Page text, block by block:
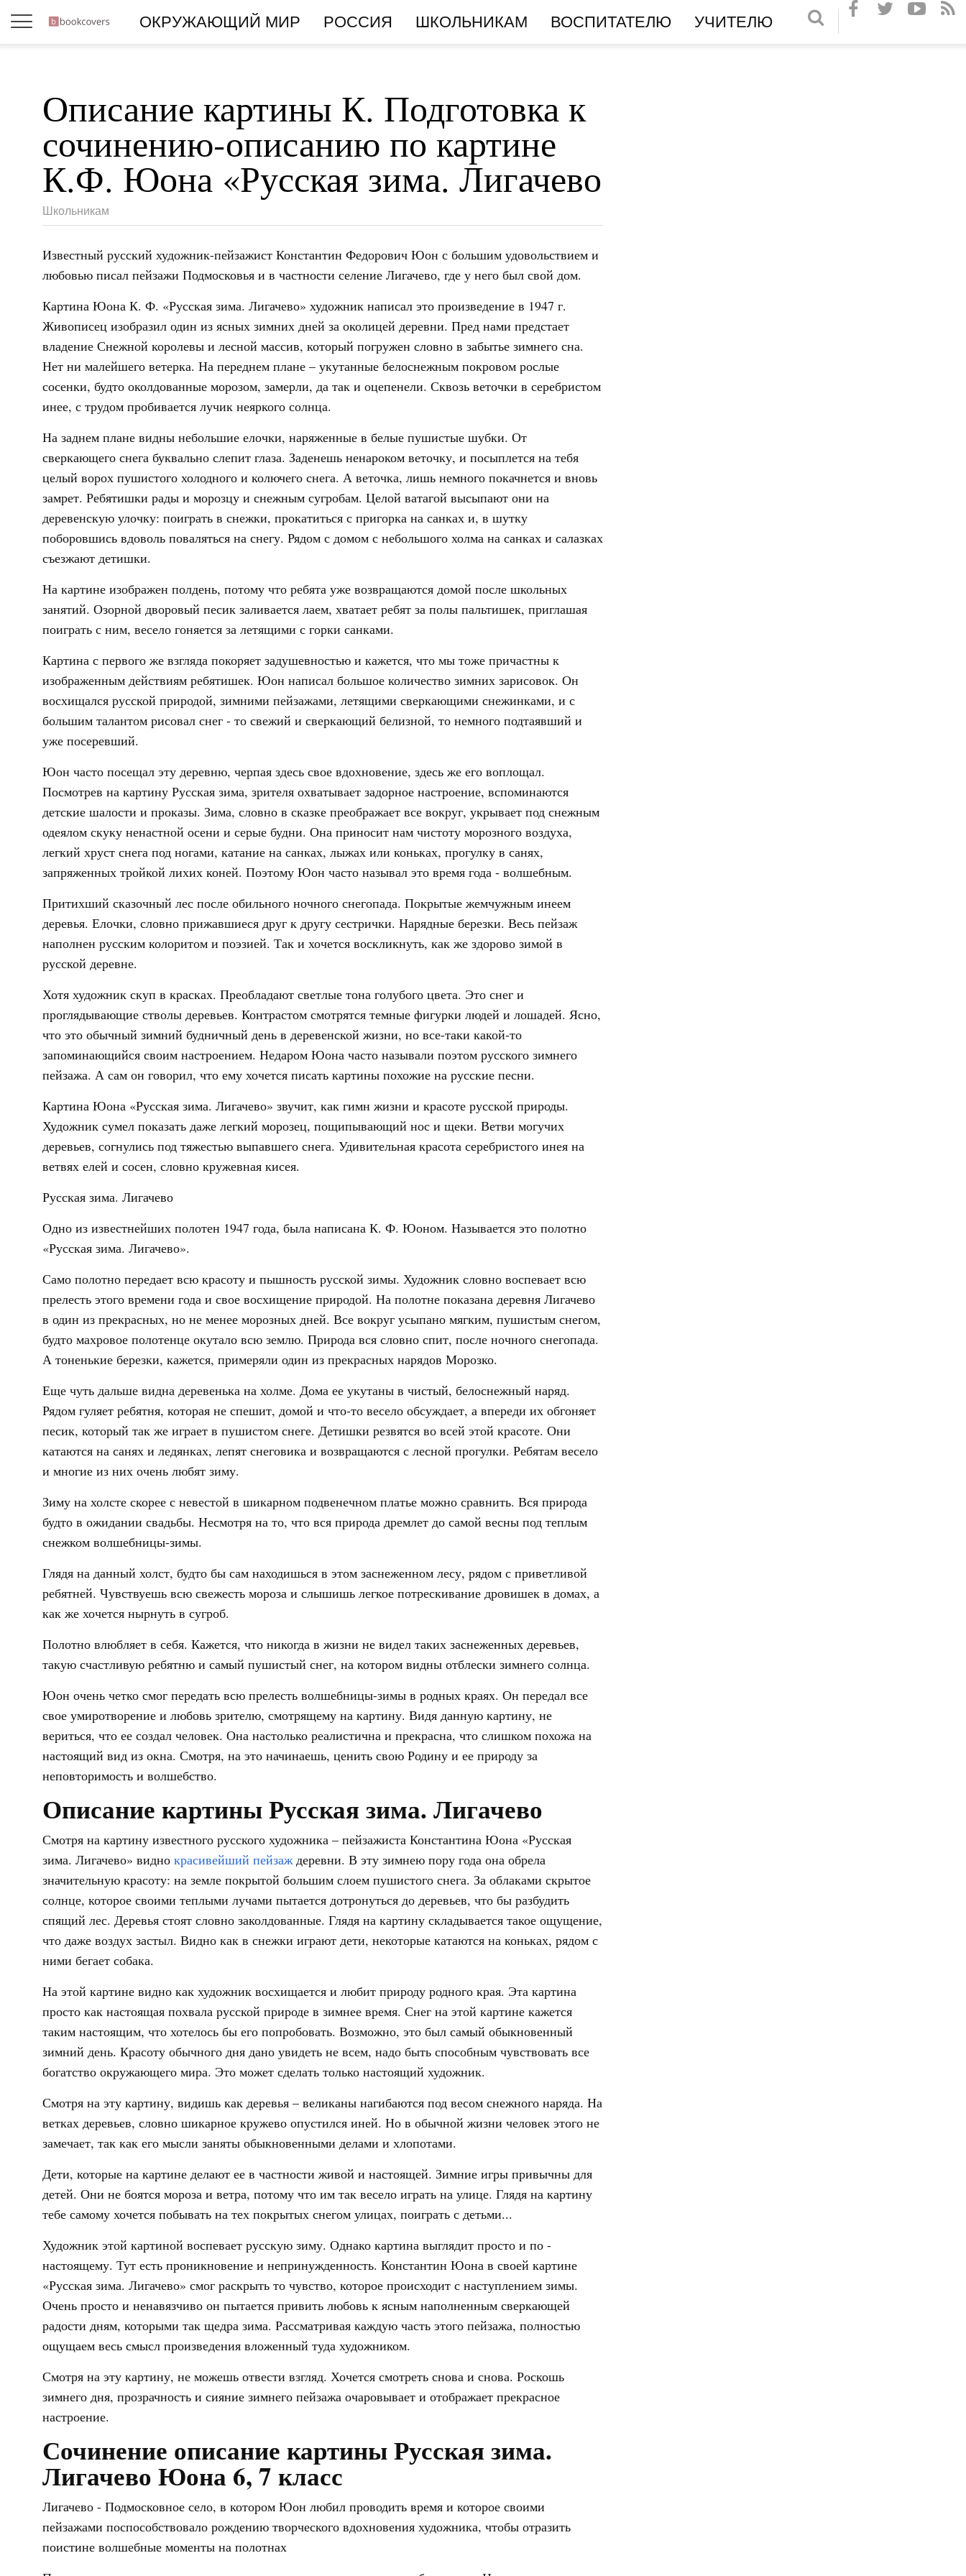
ОКРУЖАЮЩИЙ МИР РОССИЯ ШКОЛЬНИКАМ ВОСПИТАТЕЛЮ УЧИТЕЛЮ
Описание картины К. Подготовка к
сочинению-описанию по картине
К.Ф. Юона «Русская зима. Лигачево
Школьникам
Известный русский художник-пейзажист Константин Федорович Юон с большим удовольствием и
любовью писал пейзажи Подмосковья и в частности селение Лигачево, где у него был свой дом.
Картина Юона К. Ф. «Русская зима. Лигачево» художник написал это произведение в 1947 г.
Живописец изобразил один из ясных зимних дней за околицей деревни. Пред нами предстает
владение Снежной королевы и лесной массив, который погружен словно в забытье зимнего сна.
Нет ни малейшего ветерка. На переднем плане – укутанные белоснежным покровом рослые
сосенки, будто околдованные морозом, замерли, да так и оцепенели. Сквозь веточки в серебристом
инее, с трудом пробивается лучик неяркого солнца.
На заднем плане видны небольшие елочки, наряженные в белые пушистые шубки. От
сверкающего снега буквально слепит глаза. Заденешь ненароком веточку, и посыплется на тебя
целый ворох пушистого холодного и колючего снега. А веточка, лишь немного покачнется и вновь
замрет. Ребятишки рады и морозцу и снежным сугробам. Целой ватагой высыпают они на
деревенскую улочку: поиграть в снежки, прокатиться с пригорка на санках и, в шутку
поборовшись вдоволь поваляться на снегу. Рядом с домом с небольшого холма на санках и салазках
съезжают детишки.
На картине изображен полдень, потому что ребята уже возвращаются домой после школьных
занятий. Озорной дворовый песик заливается лаем, хватает ребят за полы пальтишек, приглашая
поиграть с ним, весело гоняется за летящими с горки санками.
Картина с первого же взгляда покоряет задушевностью и кажется, что мы тоже причастны к
изображенным действиям ребятишек. Юон написал большое количество зимних зарисовок. Он
восхищался русской природой, зимними пейзажами, летящими сверкающими снежинками, и с
большим талантом рисовал снег - то свежий и сверкающий белизной, то немного подтаявший и
уже посеревший.
Юон часто посещал эту деревню, черпая здесь свое вдохновение, здесь же его воплощал.
Посмотрев на картину Русская зима, зрителя охватывает задорное настроение, вспоминаются
детские шалости и проказы. Зима, словно в сказке преображает все вокруг, укрывает под снежным
одеялом скуку ненастной осени и серые будни. Она приносит нам чистоту морозного воздуха,
легкий хруст снега под ногами, катание на санках, лыжах или коньках, прогулку в санях,
запряженных тройкой лихих коней. Поэтому Юон часто называл это время года - волшебным.
Притихший сказочный лес после обильного ночного снегопада. Покрытые жемчужным инеем
деревья. Елочки, словно прижавшиеся друг к другу сестрички. Нарядные березки. Весь пейзаж
наполнен русским колоритом и поэзией. Так и хочется воскликнуть, как же здорово зимой в
русской деревне.
Хотя художник скуп в красках. Преобладают светлые тона голубого цвета. Это снег и
проглядывающие стволы деревьев. Контрастом смотрятся темные фигурки людей и лошадей. Ясно,
что это обычный зимний будничный день в деревенской жизни, но все-таки какой-то
запоминающийся своим настроением. Недаром Юона часто называли поэтом русского зимнего
пейзажа. А сам он говорил, что ему хочется писать картины похожие на русские песни.
Картина Юона «Русская зима. Лигачево» звучит, как гимн жизни и красоте русской природы.
Художник сумел показать даже легкий морозец, пощипывающий нос и щеки. Ветви могучих
деревьев, согнулись под тяжестью выпавшего снега. Удивительная красота серебристого инея на
ветвях елей и сосен, словно кружевная кисея.
Русская зима. Лигачево
Одно из известнейших полотен 1947 года, была написана К. Ф. Юоном. Называется это полотно
«Русская зима. Лигачево».
Само полотно передает всю красоту и пышность русской зимы. Художник словно воспевает всю
прелесть этого времени года и свое восхищение природой. На полотне показана деревня Лигачево
в один из прекрасных, но не менее морозных дней. Все вокруг усыпано мягким, пушистым снегом,
будто махровое полотенце окутало всю землю. Природа вся словно спит, после ночного снегопада.
А тоненькие березки, кажется, примеряли один из прекрасных нарядов Морозко.
Еще чуть дальше видна деревенька на холме. Дома ее укутаны в чистый, белоснежный наряд.
Рядом гуляет ребятня, которая не спешит, домой и что-то весело обсуждает, а впереди их обгоняет
песик, который так же играет в пушистом снеге. Детишки резвятся во всей этой красоте. Они
катаются на санях и ледянках, лепят снеговика и возвращаются с лесной прогулки. Ребятам весело
и многие из них очень любят зиму.
Зиму на холсте скорее с невестой в шикарном подвенечном платье можно сравнить. Вся природа
будто в ожидании свадьбы. Несмотря на то, что вся природа дремлет до самой весны под теплым
снежком волшебницы-зимы.
Глядя на данный холст, будто бы сам находишься в этом заснеженном лесу, рядом с приветливой
ребятней. Чувствуешь всю свежесть мороза и слышишь легкое потрескивание дровишек в домах, а
как же хочется нырнуть в сугроб.
Полотно влюбляет в себя. Кажется, что никогда в жизни не видел таких заснеженных деревьев,
такую счастливую ребятню и самый пушистый снег, на котором видны отблески зимнего солнца.
Юон очень четко смог передать всю прелесть волшебницы-зимы в родных краях. Он передал все
свое умиротворение и любовь зрителю, смотрящему на картину. Видя данную картину, не
вериться, что ее создал человек. Она настолько реалистична и прекрасна, что слишком похожа на
настоящий вид из окна. Смотря, на это начинаешь, ценить свою Родину и ее природу за
неповторимость и волшебство.
Описание картины Русская зима. Лигачево
Смотря на картину известного русского художника – пейзажиста Константина Юона «Русская
зима. Лигачево» видно красивейший пейзаждеревни. В эту зимнею пору года она обрела
значительную красоту: на земле покрытой большим слоем пушистого снега. За облаками скрытое
солнце, которое своими теплыми лучами пытается дотронуться до деревьев, что бы разбудить
спящий лес. Деревья стоят словно заколдованные. Глядя на картину складывается такое ощущение,
что даже воздух застыл. Видно как в снежки играют дети, некоторые катаются на коньках, рядом с
ними бегает собака.
На этой картине видно как художник восхищается и любит природу родного края. Эта картина
просто как настоящая похвала русской природе в зимнее время. Снег на этой картине кажется
таким настоящим, что хотелось бы его попробовать. Возможно, это был самый обыкновенный
зимний день. Красоту обычного дня дано увидеть не всем, надо быть способным чувствовать все
богатство окружающего мира. Это может сделать только настоящий художник.
Смотря на эту картину, видишь как деревья – великаны нагибаются под весом снежного наряда. На
ветках деревьев, словно шикарное кружево опустился иней. Но в обычной жизни человек этого не
замечает, так как его мысли заняты обыкновенными делами и хлопотами.
Дети, которые на картине делают ее в частности живой и настоящей. Зимние игры привычны для
детей. Они не боятся мороза и ветра, потому что им так весело играть на улице. Глядя на картину
тебе самому хочется побывать на тех покрытых снегом улицах, поиграть с детьми...
Художник этой картиной воспевает русскую зиму. Однако картина выглядит просто и по -
настоящему. Тут есть проникновение и непринужденность. Константин Юона в своей картине
«Русская зима. Лигачево» смог раскрыть то чувство, которое происходит с наступлением зимы.
Очень просто и ненавязчиво он пытается привить любовь к ясным наполненным сверкающей
радости дням, которыми так щедра зима. Рассматривая каждую часть этого пейзажа, полностью
ощущаем весь смысл произведения вложенный туда художником.
Смотря на эту картину, не можешь отвести взгляд. Хочется смотреть снова и снова. Роскошь
зимнего дня, прозрачность и сияние зимнего пейзажа очаровывает и отображает прекрасное
настроение.
Сочинение описание картины Русская зима.
Лигачево Юона 6, 7 класс
Лигачево - Подмосковное село, в котором Юон любил проводить время и которое своими
пейзажами поспособствовало рождению творческого вдохновения художника, чтобы отразить
поистине волшебные моменты на полотнах